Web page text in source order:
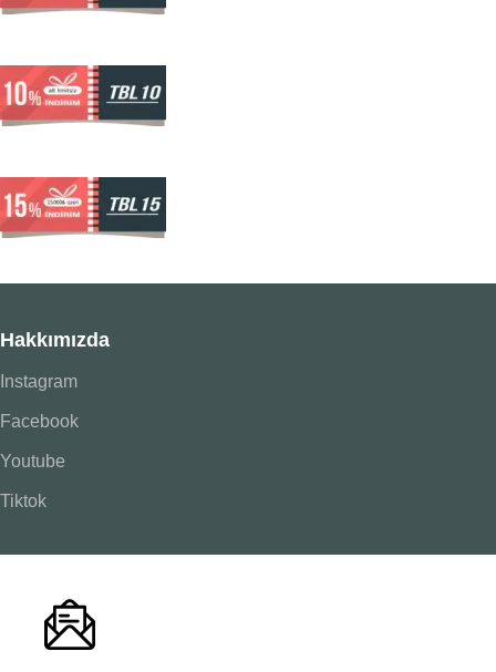
Hakkımızda
Instagram
Facebook
Youtube
Tiktok